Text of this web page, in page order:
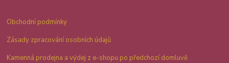
Obchodní podmínky
Zásady zpracování osobních údajů
Kamenná prodejna a výdej z e-shopu po předchozí domluvě